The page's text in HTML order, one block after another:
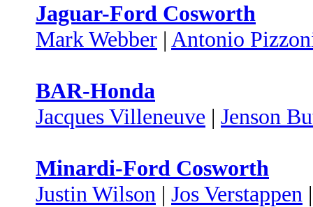
Jaguar-Ford Cosworth
Mark Webber | Antonio
BAR-Honda
Jacques Villeneuve | Jenson
Minardi-Ford Cosworth
Justin Wilson | Jos Verstappen